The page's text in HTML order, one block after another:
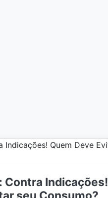
Contra Indicações!
seu Consumo?